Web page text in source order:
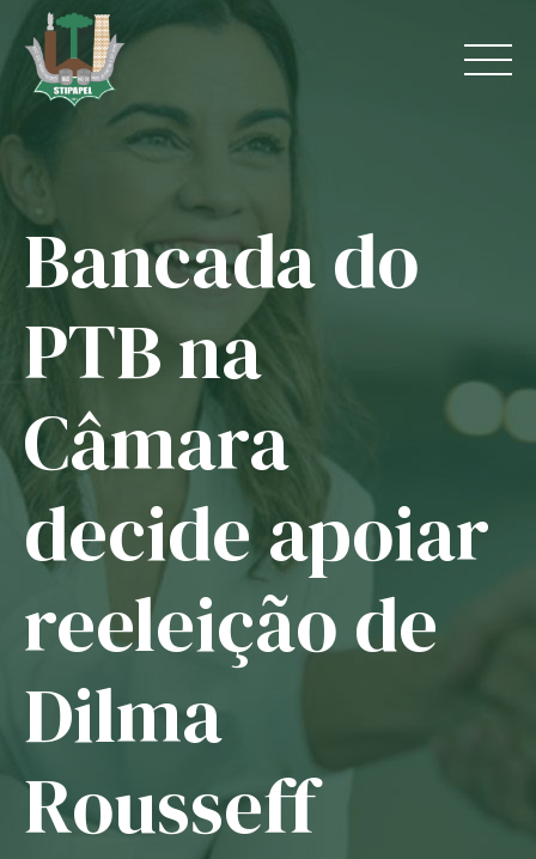
to
content
Home
Jurídico
Convênios
Notícias
Associe-se
Bancada do
PTB na
Câmara
decide apoiar
reeleição de
Dilma
Rousseff